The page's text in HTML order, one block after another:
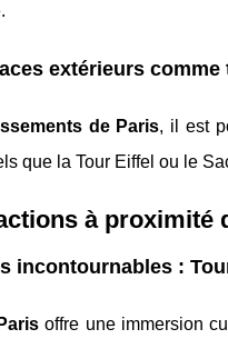
extérieurs
de Paris, il est
que la Tour Eiffel ou le
à proximité
incontournables :
offre une immersion